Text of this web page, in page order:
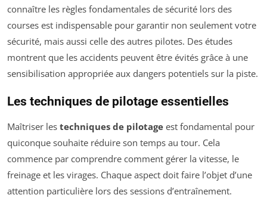
connaître les règles fondamentales de sécurité lors des
courses est indispensable pour garantir non seulement votre
sécurité, mais aussi celle des autres pilotes. Des études
montrent que les accidents peuvent être évités grâce à une
sensibilisation appropriée aux dangers potentiels sur la piste.
Les techniques de pilotage essentielles
Maîtriser les techniques de pilotage est fondamental pour
quiconque souhaite réduire son temps au tour. Cela
commence par comprendre comment gérer la vitesse, le
freinage et les virages. Chaque aspect doit faire l’objet d’une
attention particulière lors des sessions d’entraînement.